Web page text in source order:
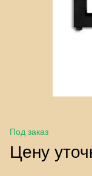
Под заказ
Цену